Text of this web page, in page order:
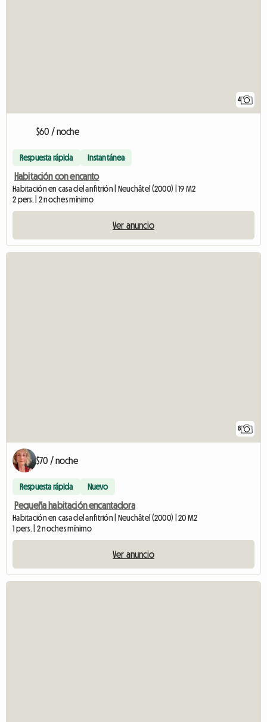
4
$60 / noche
Respuesta rápida Instantánea
Habitación con encanto
Habitación en casa del anfitrión | Neuchâtel (2000) | 19 M2
2 pers. | 2 noches mínimo
Ver anuncio
8
$70 / noche
Respuesta rápida Nuevo
Pequeña habitación encantadora
Habitación en casa del anfitrión | Neuchâtel (2000) | 20 M2
1 pers. | 2 noches mínimo
Ver anuncio